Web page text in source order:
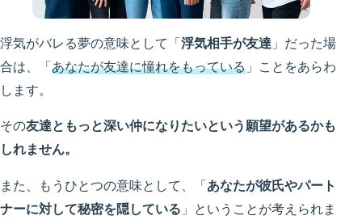
浮気がバレる夢の意味として「浮気相手が友達 」だった場
合は、「あなたが友達に憧れをもっている 」ことをあらわ
します。
その友達ともっと深い仲になりたいという願望があるかも
しれません。
また、もうひとつの意味として、「あなたが彼氏やパート
ナーに対して秘密を隠している 」ということが考えられま